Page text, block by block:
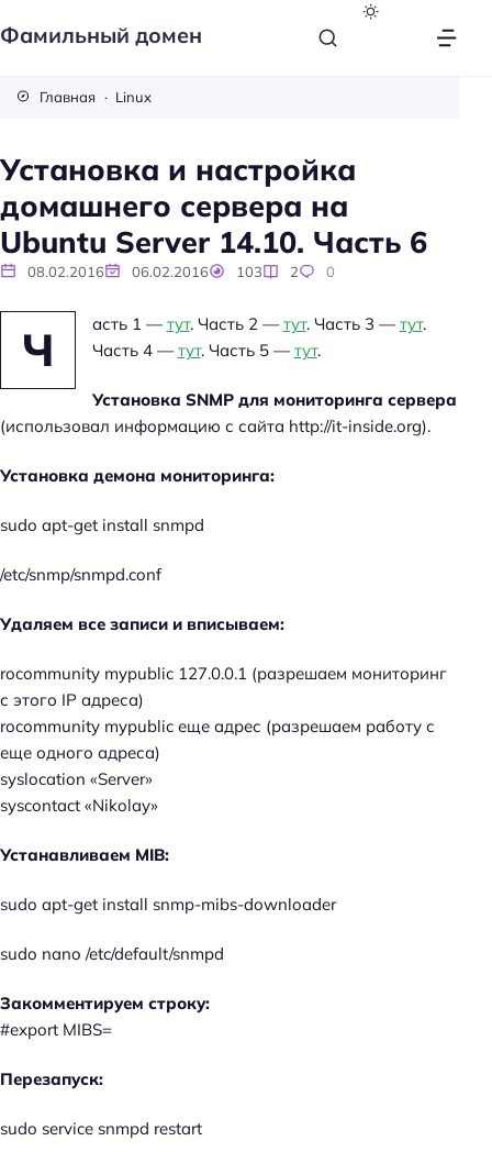
Фамильный домен
Главная Linux
Установка и настройка
домашнего сервера на
Ubuntu Server 14.10. Часть 6
08.02.2016 06.02.2016 103 2 0
Ч асть 1 — тут. Часть 2 — тут. Часть 3 — тут.
Часть 4 — тут. Часть 5 — тут.
Установка SNMP для мониторинга сервера
(использовал информацию с сайта http://it-inside.org).
Установка демона мониторинга:
sudo apt-get install snmpd
/etc/snmp/snmpd.conf
Удаляем все записи и вписываем:
rocommunity mypublic 127.0.0.1 (разрешаем мониторинг
с этого IP адреса)
rocommunity mypublic еще адрес (разрешаем работу с
еще одного адреса)
syslocation «Server»
syscontact «Nikolay»
Устанавливаем MIB:
sudo apt-get install snmp-mibs-downloader
sudo nano /etc/default/snmpd
Закомментируем строку:
#export MIBS=
Перезапуск:
sudo service snmpd restart